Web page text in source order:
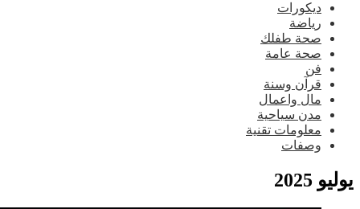
ديكورات
رياضة
صحة طفلك
صحة عامة
فن
قرآن وسنة
مال واعمال
مدن سياحية
معلومات تقنية
وصفات
2025